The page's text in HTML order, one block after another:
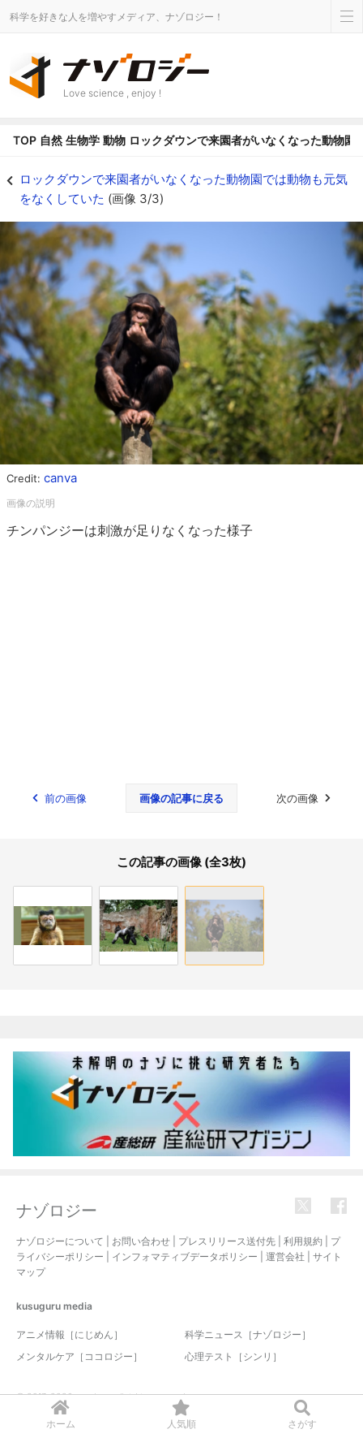
ホーム 人気順 さがす
科学を好きな人を増やすメディア、ナゾロジー！
Love science , enjoy !
TOP 自然 生物学 動物 ロックダウンで来園者がいなくなった動物園
ロックダウンで来園者がいなくなった動物園では動物も元気
をなくしていた (画像 3/3)
Credit: canva
チンパンジーは刺激が足りなくなった様子
前の画像 画像の記事に戻る 次の画像
この記事の画像 (全3枚)
ナゾロジー
ナゾロジーについて お問い合わせ プレスリリース送付先 利用規約
プ
ライバシーポリシー
インフォマティブデータポリシー 運営会社
サイト
マップ
kusuguru media
アニメ情報［にじめん］
科学ニュース［ナゾロジー］
メンタルケア［ココロジー］
心理テスト［シンリ］
© 2017-2026 nazology. all rights reserved.